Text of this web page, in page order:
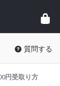
質問する
円受取り方